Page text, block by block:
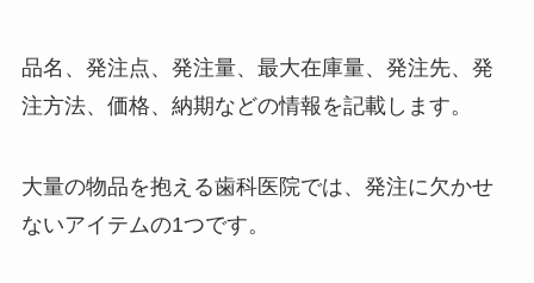
品名、発注点、発注量、最大在庫量、発注先、発
注方法、価格、納期などの情報を記載します。
大量の物品を抱える歯科医院では、発注に欠かせ
ないアイテムの1つです。